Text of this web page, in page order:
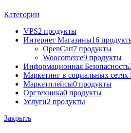
Категории
VPS2 продукты
Интернет Магазины16
OpenCart7 продукты
Woocomerce9 продукты
Информационная Безопасность
Маркетинг в социальных сетях
Маркетплейсы0 продукты
Оргтехника0 продукты
Услуги2 продукты
Закрыть